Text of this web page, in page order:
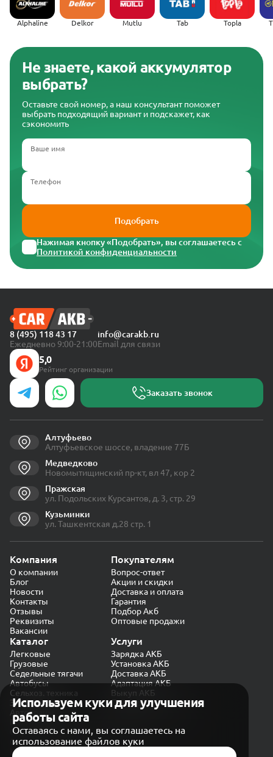
Alphaline Delkor Mutlu Tab Topla
Не знаете, какой аккумулятор
выбрать?
Оставьте свой номер, а наш консультант поможет
выбрать подходящий вариант и подскажет, как
сэкономить
Ваше имя
Телефон
Подобрать
Нажимая кнопку «Подобрать», вы соглашаетесь с
Политикой конфиденциальности
Используем куки для улучшения
работы сайта
Оставаясь с нами, вы соглашаетесь на
использование файлов куки
8 (495) 118 43 17
Ежедневно 9:00-21:00
info@carakb.ru
Email для связи
5,0
Рейтинг организации
Заказать звонок
Алтуфьево
Алтуфьевское шоссе, владение 77Б
Медведково
Новомытищинский пр-кт, вл 47, кор 2
Пражская
ул. Подольских Курсантов, д. 3, стр. 29
Кузьминки
ул. Ташкентская д.28 стр. 1
Компания
О компании
Блог
Новости
Контакты
Отзывы
Реквизиты
Вакансии
Покупателям
Вопрос-ответ
Акции и скидки
Доставка и оплата
Гарантия
Подбор Акб
Оптовые продажи
Каталог
Легковые
Грузовые
Седельные тягачи
Автобусы
Сельхоз. техника
Экскаваторы
Автокраны
Услуги
Зарядка АКБ
Установка АКБ
Доставка АКБ
Адаптация АКБ
Выкуп АКБ
Проверка генератора
Политика конфиденциальности
Обработка персональных данных
Согласие на обработку в «Яндекс.Метрика»
Карта сайта